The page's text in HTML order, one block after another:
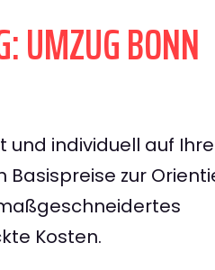
UMZUG BONN
und individuell auf
zur
Kosten.